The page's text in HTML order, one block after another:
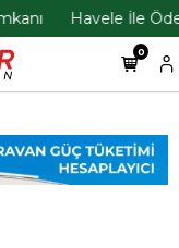
Havele İle
0